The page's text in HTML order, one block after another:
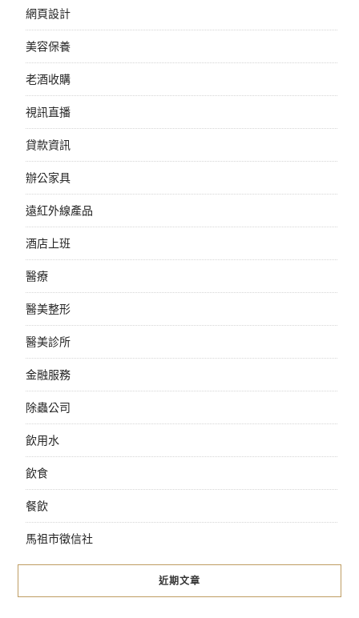
網頁設計
美容保養
老酒收購
視訊直播
貸款資訊
辦公家具
遠紅外線產品
酒店上班
醫療
醫美整形
醫美診所
金融服務
除蟲公司
飲用水
飲食
餐飲
馬祖市徵信社
近期文章